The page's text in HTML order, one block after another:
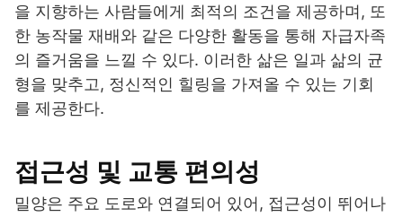
을 지향하는 사람들에게 최적의 조건을 제공하며, 또
한 농작물 재배와 같은 다양한 활동을 통해 자급자족
의 즐거움을 느낄 수 있다. 이러한 삶은 일과 삶의 균
형을 맞추고, 정신적인 힐링을 가져올 수 있는 기회
를 제공한다.
접근성 및 교통 편의성
밀양은 주요 도로와 연결되어 있어, 접근성이 뛰어나